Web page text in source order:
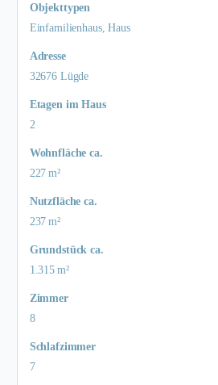
Objekttypen
Einfamilienhaus, Haus
Adresse
32676 Lügde
Etagen im Haus
2
Wohnfläche ca.
227 m²
Nutzfläche ca.
237 m²
Grund­stück ca.
1.315 m²
Zimmer
8
Schlafzimmer
7